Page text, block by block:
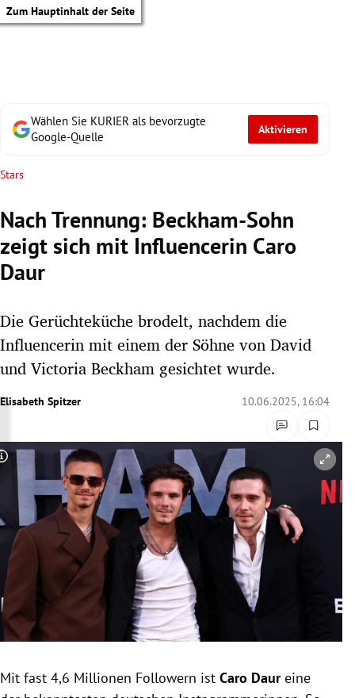
Zum Hauptinhalt der Seite
Untermenü
Untermenü
Untermenü
Untermenü
Untermenü
Untermenü
Untermenü
Untermenü
Untermenü
Wählen Sie KURIER als bevorzugte
Google-Quelle
Aktivieren
Stars
Nach Trennung: Beckham-Sohn
zeigt sich mit Influencerin Caro
Daur
Die Gerüchteküche brodelt, nachdem die
Influencerin mit einem der Söhne von David
und Victoria Beckham gesichtet wurde.
Elisabeth Spitzer 10.06.2025, 16:04
Copyright-Hinweis öffnen/schließen
Mit fast 4,6 Millionen Followern ist Caro Daureine